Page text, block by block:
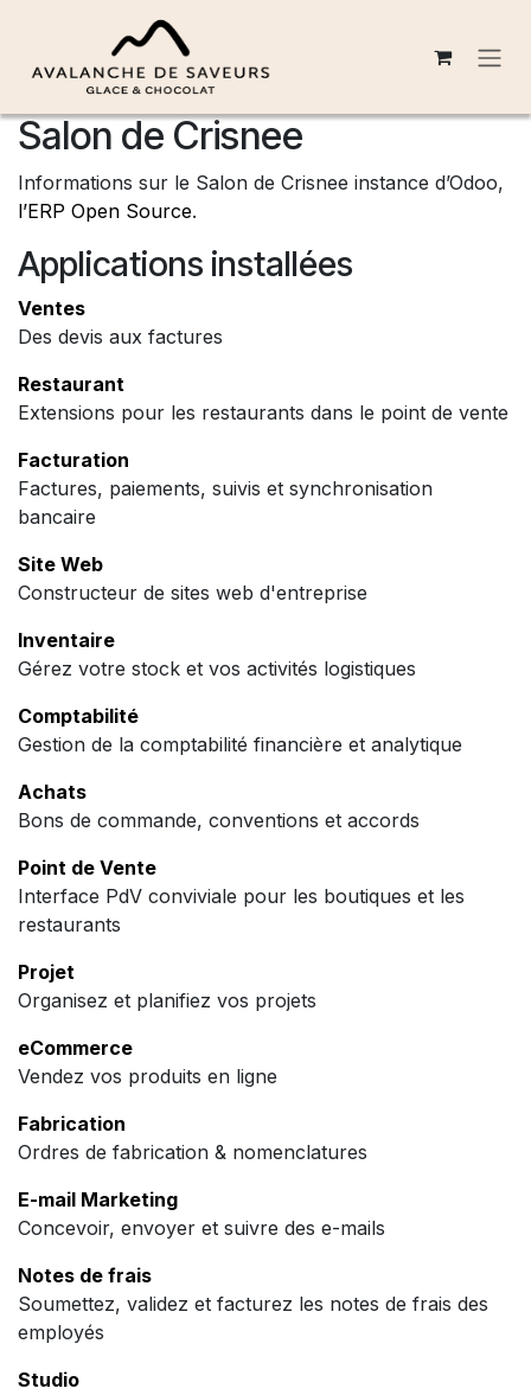
Se rendre au contenu
Salon de Crisnee
Informations sur le Salon de Crisnee instance d’Odoo,
l’ERP Open Source.
Applications installées
Ventes
Des devis aux factures
Restaurant
Extensions pour les restaurants dans le point de vente
Facturation
Factures, paiements, suivis et synchronisation
bancaire
Site Web
Constructeur de sites web d'entreprise
Inventaire
Gérez votre stock et vos activités logistiques
Comptabilité
Gestion de la comptabilité financière et analytique
Achats
Bons de commande, conventions et accords
Point de Vente
Interface PdV conviviale pour les boutiques et les
restaurants
Projet
Organisez et planifiez vos projets
eCommerce
Vendez vos produits en ligne
Fabrication
Ordres de fabrication & nomenclatures
E-mail Marketing
Concevoir, envoyer et suivre des e-mails
Notes de frais
Soumettez, validez et facturez les notes de frais des
employés
Studio